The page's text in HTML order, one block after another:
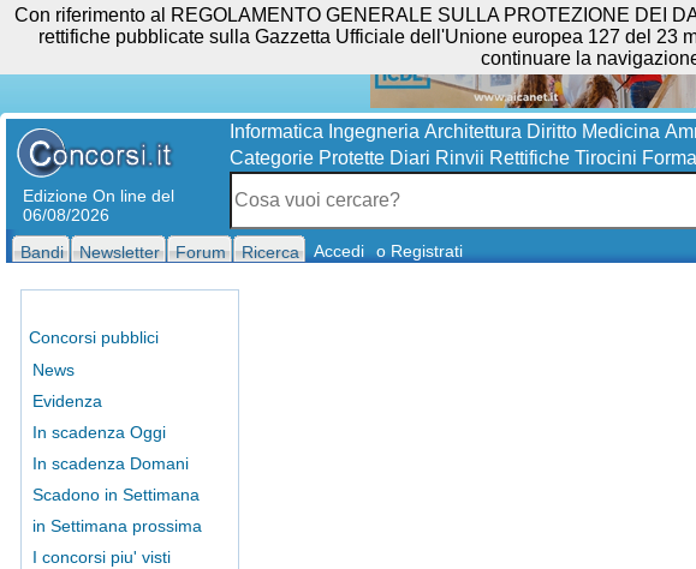
Edizione On line del
06/08/2026
Informatica Ingegneria Architettura Diritto Medicina
Categorie Protette Diari Rinvii Rettifiche Tirocini
Bandi Newsletter Forum Ricerca Accedi o Registrati
Concorsi pubblici
News
Evidenza
In scadenza Oggi
In scadenza Domani
Scadono in Settimana
in Settimana prossima
I concorsi piu' visti
Con riferimento al REGOLAMENTO GENERALE SULLA PROTEZIONE DEI
rettifiche pubblicate sulla Gazzetta Ufficiale dell'Unione europea 127 del 23
continuare la